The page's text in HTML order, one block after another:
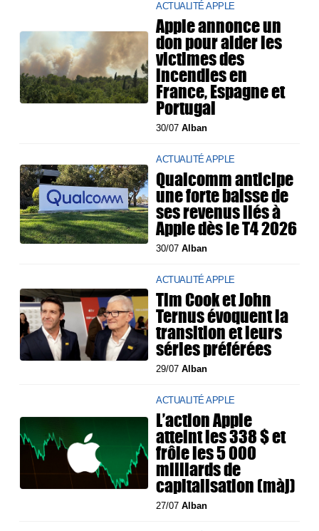
ACTUALITÉ APPLE
Apple annonce un
don pour aider les
victimes des
incendies en
France, Espagne et
Portugal
30/07Alban
ACTUALITÉ APPLE
Qualcomm anticipe
une forte baisse de
ses revenus liés à
Apple dès le T4 2026
30/07Alban
ACTUALITÉ APPLE
Tim Cook et John
Ternus évoquent la
transition et leurs
séries préférées
29/07Alban
ACTUALITÉ APPLE
L’action Apple
atteint les 338 $ et
frôle les 5 000
milliards de
capitalisation (màj)
27/07Alban